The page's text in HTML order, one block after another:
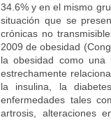
34.6% y en el mismo
situación que se
crónicas no
2009 de obesidad
la obesidad como
estrechamente
la insulina, la
enfermedades tales
artrosis, alteraciones